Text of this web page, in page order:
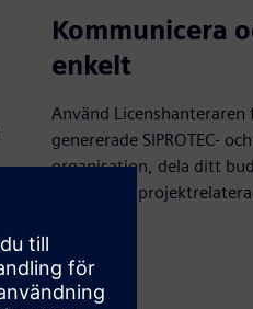
Kommunicera
enkelt
Använd
genererade SIPROTEC-
organisation, dela ditt
skapa flera